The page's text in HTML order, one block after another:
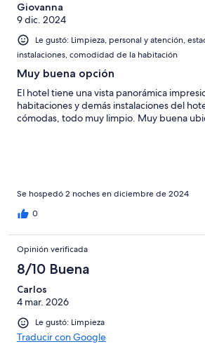
Giovanna
9 dic. 2024
Le gustó: Limpieza, personal y atención,
instalaciones, comodidad de la habitación
Muy buena opción
El hotel tiene una vista panorámica
habitaciones y demás instalaciones del
cómodas, todo muy limpio. Muy buena
Se hospedó 2 noches en diciembre de 2024
0
Opinión verificada
8/10 Buena
Carlos
4 mar. 2026
Le gustó: Limpieza
Traducir con Google